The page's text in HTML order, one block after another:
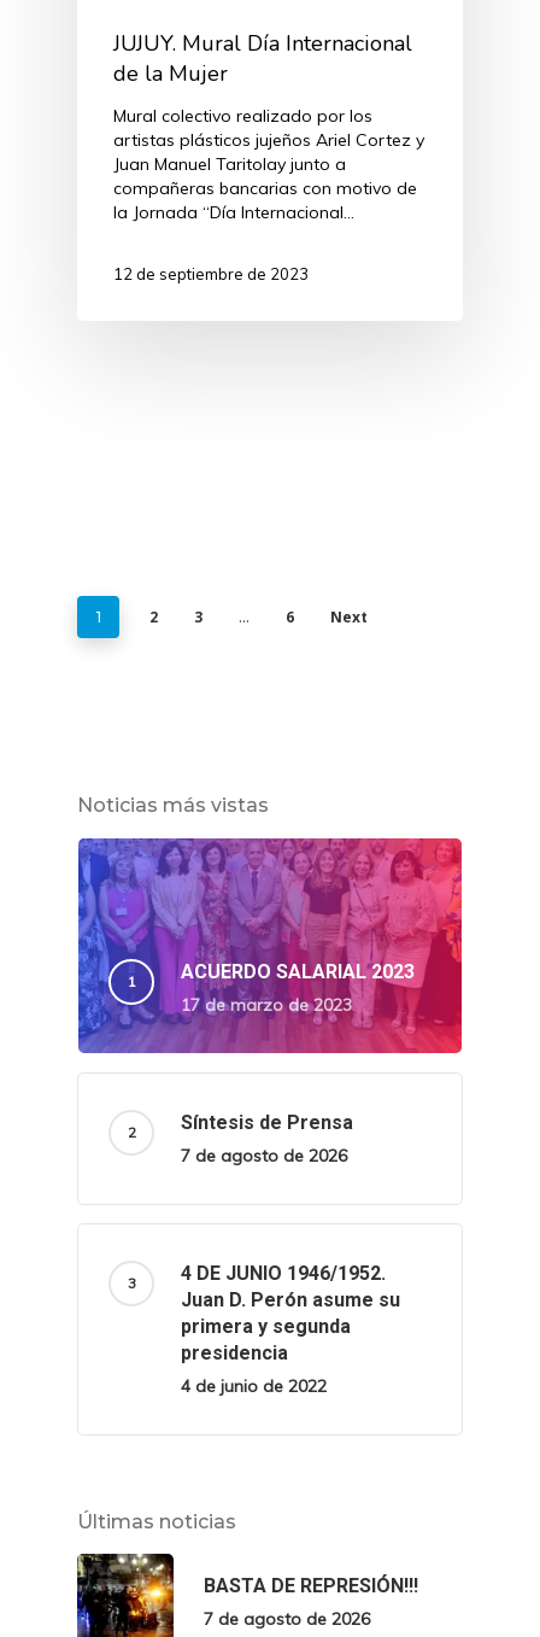
JUJUY. Mural Día Internacional
de la Mujer
Mural colectivo realizado por los
artistas plásticos jujeños Ariel Cortez y
Juan Manuel Taritolay junto a
compañeras bancarias con motivo de
la Jornada “Día Internacional…
12 de septiembre de 2023
1 2 3 … 6 Next
Noticias más vistas
ACUERDO SALARIAL 2023
17 de marzo de 2023
Síntesis de Prensa
7 de agosto de 2026
4 DE JUNIO 1946/1952.
Juan D. Perón asume su
primera y segunda
presidencia
4 de junio de 2022
Últimas noticias
BASTA DE REPRESIÓN!!!
7 de agosto de 2026